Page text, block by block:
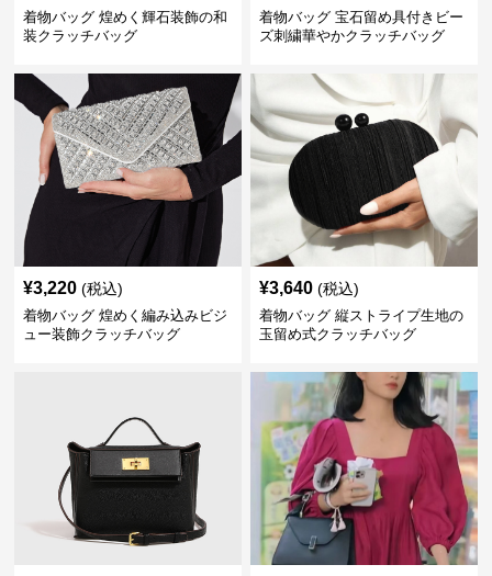
着物バッグ 煌めく輝石装飾の和
装クラッチバッグ
着物バッグ 宝石留め具付きビー
ズ刺繍華やかクラッチバッグ
¥3,220 (税込)
着物バッグ 煌めく編み込みビジ
ュー装飾クラッチバッグ
¥3,640 (税込)
着物バッグ 縦ストライプ生地の
玉留め式クラッチバッグ